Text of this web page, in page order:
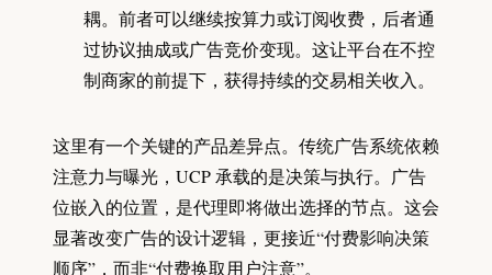
耦。前者可以继续按算力或订阅收费，后者通
过协议抽成或广告竞价变现。这让平台在不控
制商家的前提下，获得持续的交易相关收入。
这里有一个关键的产品差异点。传统广告系统依赖
注意力与曝光，UCP 承载的是决策与执行。广告
位嵌入的位置，是代理即将做出选择的节点。这会
显著改变广告的设计逻辑，更接近“付费影响决策
顺序”，而非“付费换取用户注意”。